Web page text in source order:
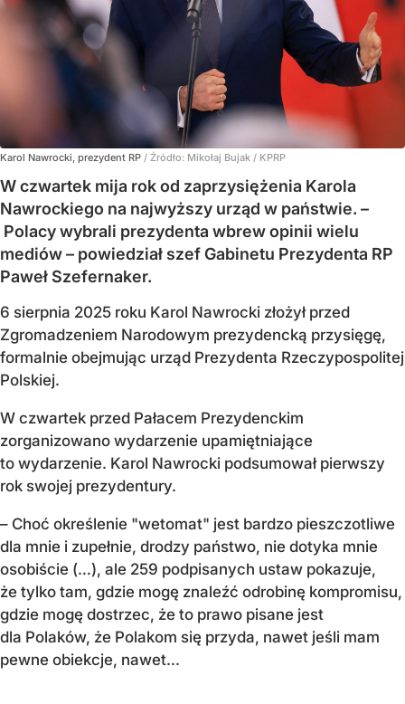
Karol Nawrocki, prezydent RP / Źródło: Mikołaj Bujak / KPRP
W czwartek mija rok od zaprzysiężenia Karola
Nawrockiego na najwyższy urząd w państwie. –
Polacy wybrali prezydenta wbrew opinii wielu
mediów – powiedział szef Gabinetu Prezydenta RP
Paweł Szefernaker.
6 sierpnia 2025 roku Karol Nawrocki złożył przed
Zgromadzeniem Narodowym prezydencką przysięgę,
formalnie obejmując urząd Prezydenta Rzeczypospolitej
Polskiej.
W czwartek przed Pałacem Prezydenckim
zorganizowano wydarzenie upamiętniające
to wydarzenie. Karol Nawrocki podsumował pierwszy
rok swojej prezydentury.
– Choć określenie "wetomat" jest bardzo pieszczotliwe
dla mnie i zupełnie, drodzy państwo, nie dotyka mnie
osobiście (…), ale 259 podpisanych ustaw pokazuje,
że tylko tam, gdzie mogę znaleźć odrobinę kompromisu,
gdzie mogę dostrzec, że to prawo pisane jest
dla Polaków, że Polakom się przyda, nawet jeśli mam
pewne obiekcje, nawet...